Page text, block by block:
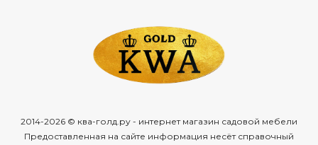
2014-2026 © ква-голд.ру - интернет магазин садовой мебели
Предоставленная на сайте информация несёт справочный